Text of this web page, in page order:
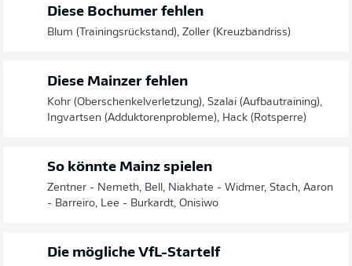
Diese Bochumer fehlen
Blum (Trainingsrückstand), Zoller (Kreuzbandriss)
Diese Mainzer fehlen
Kohr (Oberschenkelverletzung), Szalai (Aufbautraining),
Ingvartsen (Adduktorenprobleme), Hack (Rotsperre)
So könnte Mainz spielen
Zentner - Nemeth, Bell, Niakhate - Widmer, Stach, Aaron
- Barreiro, Lee - Burkardt, Onisiwo
Die mögliche VfL-Startelf